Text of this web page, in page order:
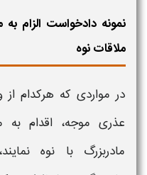
نمونه دادخواست الزام
ملاقات نوه
در مواردی که هرکدام
عذری موجه، اقدام به
مادربزرگ با نوه